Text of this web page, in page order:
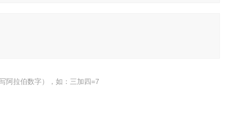
阿拉伯数字），如：三加四=7